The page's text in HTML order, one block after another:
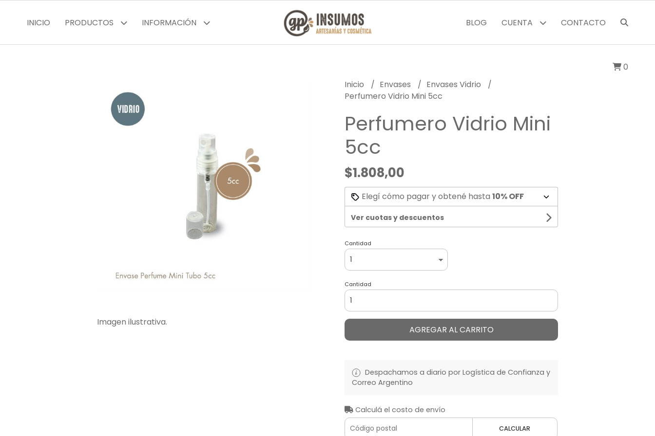
INICIO PRODUCTOS INFORMACIÓN BLOG CUENTA CONTACTO
0
Imagen ilustrativa.
Inicio Envases
Envases Vidrio
Perfumero Vidrio Mini 5cc
Perfumero Vidrio Mini
5cc
$1.808,00
Elegí cómo pagar y obtené hasta 10% OFF
Ver cuotas y descuentos
Cantidad
Cantidad
AGREGAR AL CARRITO
Despachamos a diario por Logística de Confianza y
Correo Argentino
Calculá el costo de envío
CALCULAR